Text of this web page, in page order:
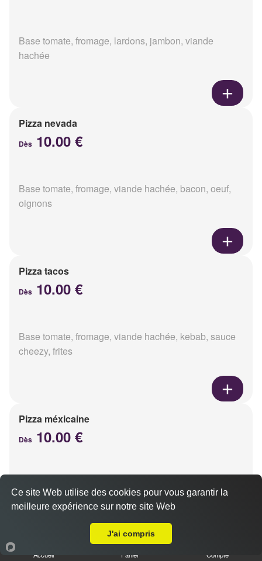
Base tomate, fromage, lardons, jambon, viande
hachée
Pizza nevada
Dès 10.00 €
Base tomate, fromage, viande hachée, bacon, oeuf,
oignons
Pizza tacos
Dès 10.00 €
Base tomate, fromage, viande hachée, kebab, sauce
cheezy, frites
Pizza méxicaine
Dès 10.00 €
chorizo, poivrons
Accueil Panier Compte
Ce site Web utilise des cookies pour vous garantir la
meilleure expérience sur notre site Web
J'ai compris